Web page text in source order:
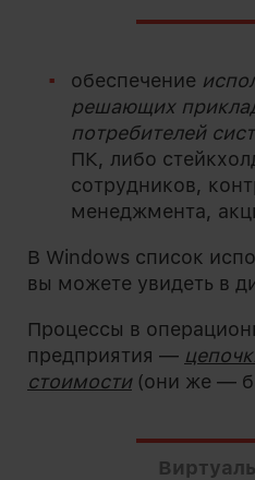
обеспечение
решающих
потребителей
ПК, либо
сотрудников,
менеджмента,
В Windows список
вы можете увидеть в
Процессы в
предприятия —
стоимости(они же —